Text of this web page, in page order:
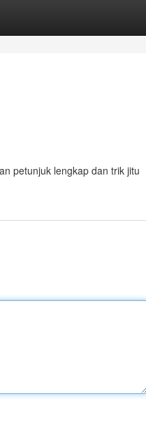
petunjuk lengkap dan trik jitu